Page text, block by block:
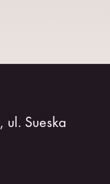
Sueska